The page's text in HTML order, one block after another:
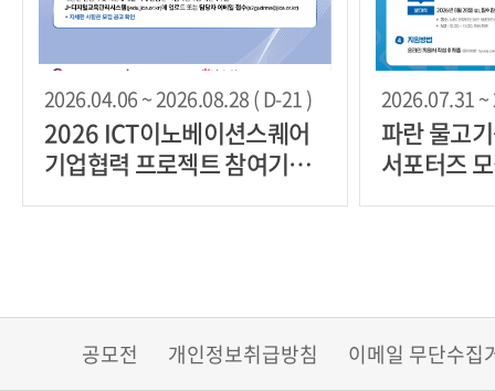
2026.04.06 ~ 2026.08.28 ( D-21 )
2026 ICT이노베이션스퀘어
기업협력 프로젝트 참여기업
2026.07.31 ~
파란 물고
서포터즈
공모전 개인정보취급방침 이메일 무단수집